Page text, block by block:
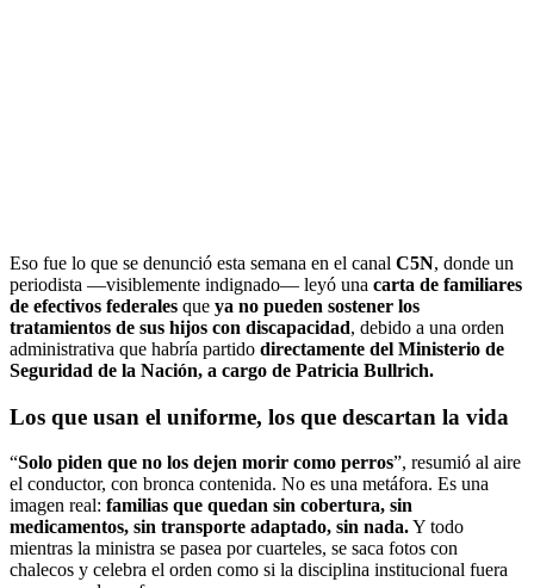
Eso fue lo que se denunció esta semana en el canal C5N, donde un
periodista —visiblemente indignado— leyó una carta de familiares
de efectivos federales que ya no pueden sostener los
tratamientos de sus hijos con discapacidad, debido a una orden
administrativa que habría partido directamente del Ministerio de
Seguridad de la Nación, a cargo de Patricia Bullrich.
Los que usan el uniforme, los que descartan la vida
“Solo piden que no los dejen morir como perros”, resumió al aire
el conductor, con bronca contenida. No es una metáfora. Es una
imagen real: familias que quedan sin cobertura, sin
medicamentos, sin transporte adaptado, sin nada.Y todo
mientras la ministra se pasea por cuarteles, se saca fotos con
chalecos y celebra el orden como si la disciplina institucional fuera